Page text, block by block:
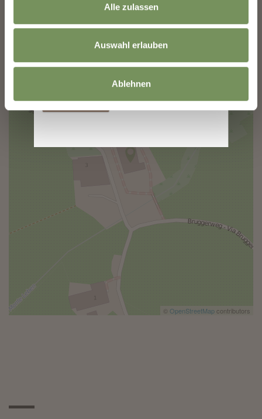
Alle zulassen
Auswahl erlauben
Ablehnen
+
© OpenStreetMap contributors
Le informazioni sull'utilizzo dei dati sono